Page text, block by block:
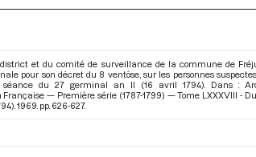
et du comité de surveillance de la commune de
pour son décret du 8 ventôse, sur les personnes
séance du 27 germinal an II (16 avril 1794). Dans :
— Première série (1787-1799) — Tome LXXXVIII -
. 1969. pp. 626-627.